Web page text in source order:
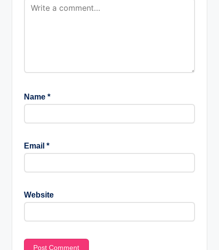
Name *
Email *
Website